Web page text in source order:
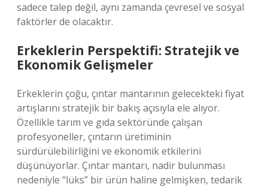
sadece talep değil, aynı zamanda çevresel ve sosyal
faktörler de olacaktır.
Erkeklerin Perspektifi: Stratejik ve
Ekonomik Gelişmeler
Erkeklerin çoğu, çıntar mantarının gelecekteki fiyat
artışlarını stratejik bir bakış açısıyla ele alıyor.
Özellikle tarım ve gıda sektöründe çalışan
profesyoneller, çıntarın üretiminin
sürdürülebilirliğini ve ekonomik etkilerini
düşünüyorlar. Çıntar mantarı, nadir bulunması
nedeniyle “lüks” bir ürün haline gelmişken, tedarik